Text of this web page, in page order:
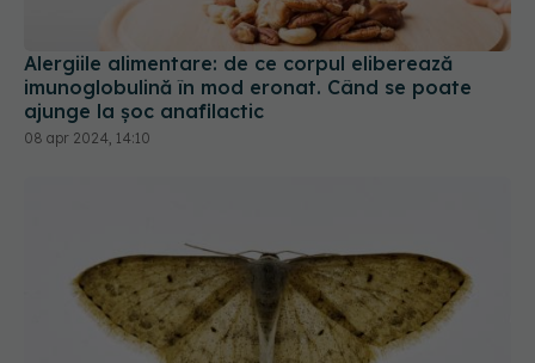
Alergiile alimentare: de ce corpul eliberează
imunoglobulină în mod eronat. Când se poate
ajunge la șoc anafilactic
08 apr 2024, 14:10